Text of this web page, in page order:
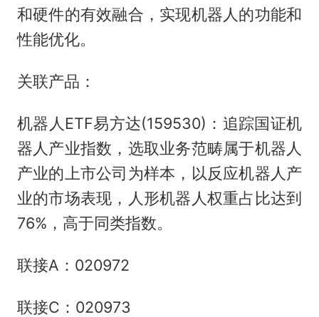
和硬件的有效融合，实现机器人的功能和
性能优化。
关联产品：
机器人ETF易方达(159530)：追踪国证机
器人产业指数，选取业务范畴属于机器人
产业的上市公司为样本，以反应机器人产
业的市场表现，人形机器人权重占比达到
76%，高于同类指数。
联接A：020972
联接C：020973